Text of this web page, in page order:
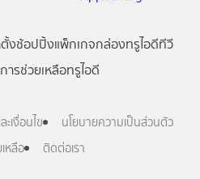
งช้อปปิ้งแพ็กเกจกล่องทรูไอดีทีวี
ารช่วยเหลือทรูไอดี
เงื่อนไข
นโยบายความเป็นส่วนตัว
หลือ
ติดต่อเรา